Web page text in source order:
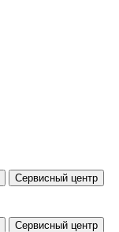
Сервисный центр
Сервисный центр